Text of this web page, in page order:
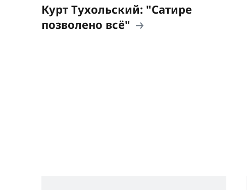
Курт Тухольский: "Сатире
позволено всё"